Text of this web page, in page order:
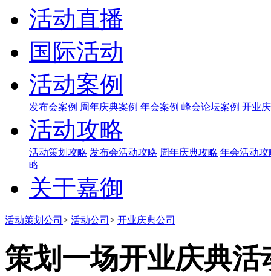
活动直播
国际活动
活动案例
发布会案例 周年庆典案例 年会案例 峰会论坛案例 开业
活动攻略
活动策划攻略 发布会活动攻略 周年庆典攻略 年会活动攻
略
关于嘉御
活动策划公司 > 活动公司 > 开业庆典公司
策划一场开业庆典